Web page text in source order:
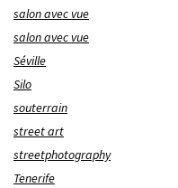
salon avec vue
salon avec vue
Séville
Silo
souterrain
street art
streetphotography
Tenerife